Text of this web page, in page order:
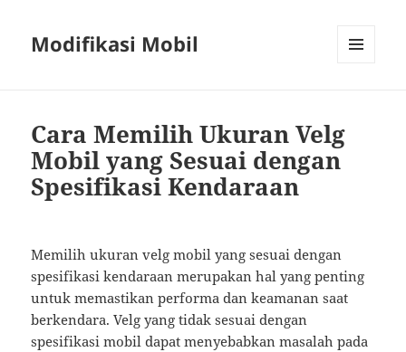
Modifikasi Mobil
Cara Memilih Ukuran Velg
Mobil yang Sesuai dengan
Spesifikasi Kendaraan
Memilih ukuran velg mobil yang sesuai dengan
spesifikasi kendaraan merupakan hal yang penting
untuk memastikan performa dan keamanan saat
berkendara. Velg yang tidak sesuai dengan
spesifikasi mobil dapat menyebabkan masalah pada